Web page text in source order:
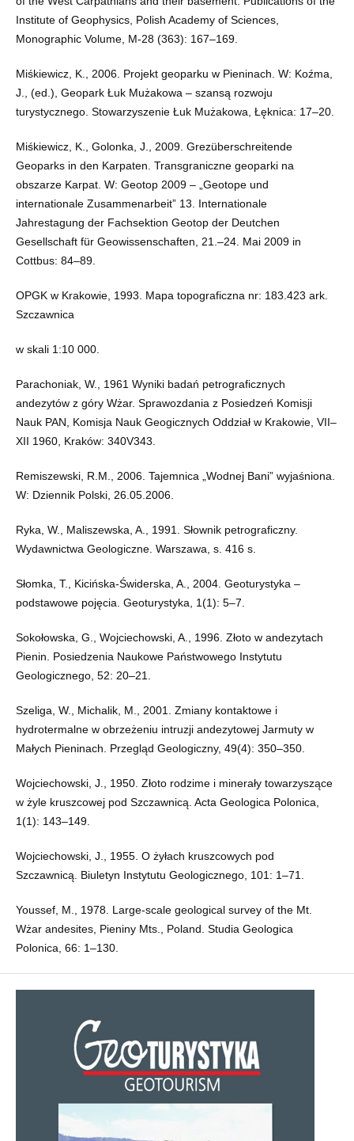
Institute of Geophysics, Polish Academy of Sciences,
Monographic Volume, M-28 (363): 167–169.
Miśkiewicz, K., 2006. Projekt geoparku w Pieninach. W: Koźma,
J., (ed.), Geopark Łuk Mużakowa – szansą rozwoju
turystycznego. Stowarzyszenie Łuk Mużakowa, Łęknica: 17–20.
Miśkiewicz, K., Golonka, J., 2009. Grezüberschreitende
Geoparks in den Karpaten. Transgraniczne geoparki na
obszarze Karpat. W: Geotop 2009 – „Geotope und
internationale Zusammenarbeit” 13. Internationale
Jahrestagung der Fachsektion Geotop der Deutchen
Gesellschaft für Geowissenschaften, 21.–24. Mai 2009 in
Cottbus: 84–89.
OPGK w Krakowie, 1993. Mapa topograficzna nr: 183.423 ark.
Szczawnica
w skali 1:10 000.
Parachoniak, W., 1961 Wyniki badań petrograficznych
andezytów z góry Wżar. Sprawozdania z Posiedzeń Komisji
Nauk PAN, Komisja Nauk Geogicznych Oddział w Krakowie, VII–
XII 1960, Kraków: 340V343.
Remiszewski, R.M., 2006. Tajemnica „Wodnej Bani” wyjaśniona.
W: Dziennik Polski, 26.05.2006.
Ryka, W., Maliszewska, A., 1991. Słownik petrograficzny.
Wydawnictwa Geologiczne. Warszawa, s. 416 s.
Słomka, T., Kicińska-Świderska, A., 2004. Geoturystyka –
podstawowe pojęcia. Geoturystyka, 1(1): 5–7.
Sokołowska, G., Wojciechowski, A., 1996. Złoto w andezytach
Pienin. Posiedzenia Naukowe Państwowego Instytutu
Geologicznego, 52: 20–21.
Szeliga, W., Michalik, M., 2001. Zmiany kontaktowe i
hydrotermalne w obrzeżeniu intruzji andezytowej Jarmuty w
Małych Pieninach. Przegląd Geologiczny, 49(4): 350–350.
Wojciechowski, J., 1950. Złoto rodzime i minerały towarzyszące
w żyle kruszcowej pod Szczawnicą. Acta Geologica Polonica,
1(1): 143–149.
Wojciechowski, J., 1955. O żyłach kruszcowych pod
Szczawnicą. Biuletyn Instytutu Geologicznego, 101: 1–71.
Youssef, M., 1978. Large-scale geological survey of the Mt.
Wżar andesites, Pieniny Mts., Poland. Studia Geologica
Polonica, 66: 1–130.